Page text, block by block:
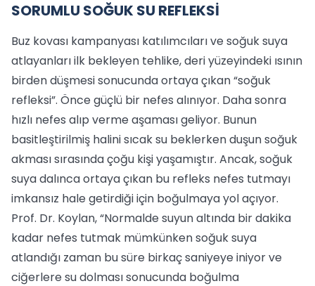
SORUMLU SOĞUK SU REFLEKSİ
Buz kovası kampanyası katılımcıları ve soğuk suya
atlayanları ilk bekleyen tehlike, deri yüzeyindeki ısının
birden düşmesi sonucunda ortaya çıkan “soğuk
refleksi”. Önce güçlü bir nefes alınıyor. Daha sonra
hızlı nefes alıp verme aşaması geliyor. Bunun
basitleştirilmiş halini sıcak su beklerken duşun soğuk
akması sırasında çoğu kişi yaşamıştır. Ancak, soğuk
suya dalınca ortaya çıkan bu refleks nefes tutmayı
imkansız hale getirdiği için boğulmaya yol açıyor.
Prof. Dr. Koylan, “Normalde suyun altında bir dakika
kadar nefes tutmak mümkünken soğuk suya
atlandığı zaman bu süre birkaç saniyeye iniyor ve
ciğerlere su dolması sonucunda boğulma